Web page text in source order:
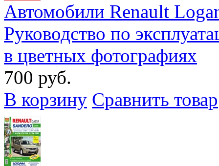
Автомобили Renault
Руководство по
в цветных фотографиях
700 руб.
В корзину Сравнить товар